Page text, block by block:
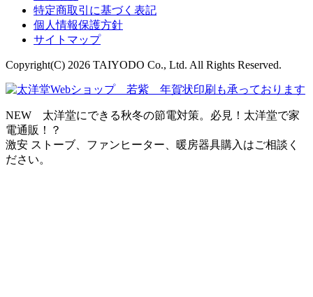
特定商取引に基づく表記
個人情報保護方針
サイトマップ
Copyright(C) 2026 TAIYODO Co., Ltd. All Rights Reserved.
NEW 太洋堂にできる秋冬の節電対策。必見！太洋堂で家
電通販！？
激安 ストーブ、ファンヒーター、暖房器具購入はご相談く
ださい。